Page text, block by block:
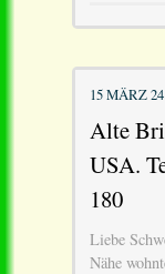
15 MÄRZ 24
Alte
USA.
180
Liebe
Nähe